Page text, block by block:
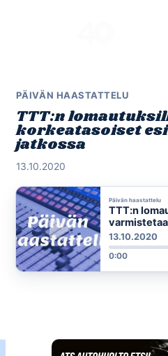
PÄIVÄN HAASTATTELU
TTT:n
korkeatasoiset
jatkossa
13.10.2020
Päivän haastattelu
TTT:n
esitykset
13.10.2020
0:00